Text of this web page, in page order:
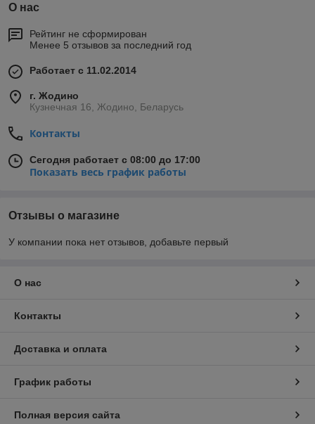
О нас
Рейтинг не сформирован
Менее 5 отзывов за последний год
Работает с 11.02.2014
г. Жодино
Кузнечная 16, Жодино, Беларусь
Контакты
Сегодня работает с 08:00 до 17:00
Показать весь график работы
Отзывы о магазине
У компании пока нет отзывов, добавьте первый
О нас
Контакты
Доставка и оплата
График работы
Полная версия сайта